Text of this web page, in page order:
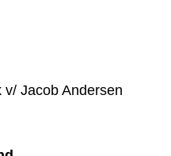
Jacob Andersen